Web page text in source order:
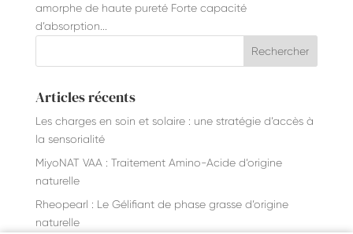
amorphe de haute pureté Forte capacité
d’absorption...
Articles récents
Les charges en soin et solaire : une stratégie d’accès à
la sensorialité
MiyoNAT VAA : Traitement Amino-Acide d’origine
naturelle
Rheopearl : Le Gélifiant de phase grasse d’origine
naturelle